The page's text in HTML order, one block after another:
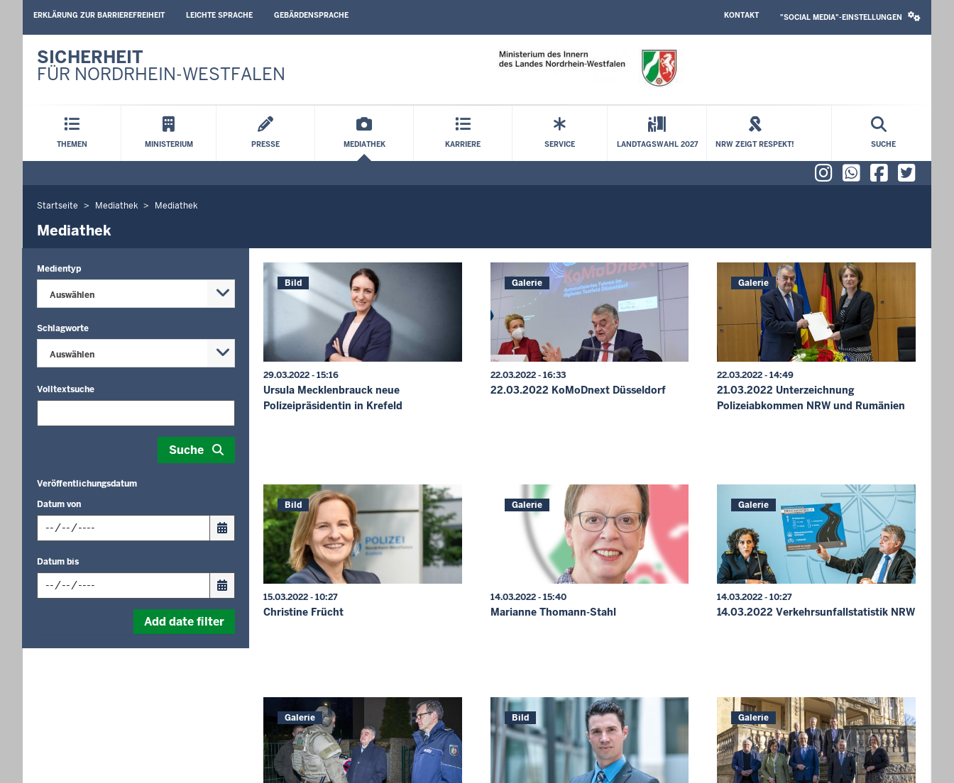
SPRACHEN
ERKLÄRUNG ZUR BARRIEREFREIHEIT LEICHTE SPRACHE GEBÄRDENSPRACHE
TOPKONTAKT
MEDIA
"SOCIAL MEDIA"-EINSTELLUNGEN
SICHERHEIT
FÜR NORDRHEIN-WESTFALEN
Hauptmenü
THEMEN MINISTERIUM PRESSE MEDIATHEK KARRIERE SERVICE LANDTAGSWAHL 2027 NRW ZEIGT RESPEKT! SUCHE
InstagramX
Sie
befinden
Startseite Mediathek Mediathek
Mediathek
Medientyp
Auswählen
Schlagworte
Auswählen
Volltextsuche
Suche
Veröffentlichungsdatum
Datum von
date
format:
Datum bis
Add date filter
Bild
29.03.2022 - 15:16
Ursula Mecklenbrauck neue
Polizeipräsidentin in Krefeld
Galerie
22.03.2022 - 16:33
22.03.2022 KoMoDnext Düsseldorf
Galerie
22.03.2022 - 14:49
21.03.2022 Unterzeichnung
Polizeiabkommen NRW und Rumänien
Bild
15.03.2022 - 10:27
Christine Frücht
Galerie
14.03.2022 - 15:40
Marianne Thomann-Stahl
Galerie
14.03.2022 - 10:27
14.03.2022 Verkehrsunfallstatistik NRW
Galerie Bild Galerie